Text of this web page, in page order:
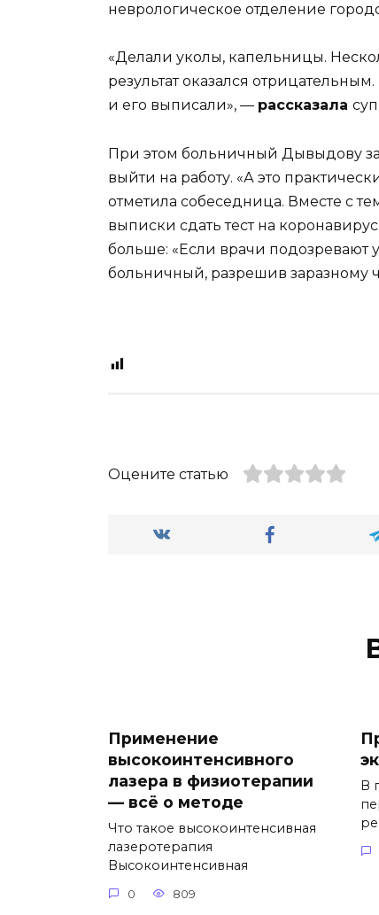
неврологическое отделение
«Делали уколы, капельницы.
результат оказался
и его выписали», — рассказала
При этом больничный Дывыдову
выйти на работу. «А это
отметила собеседница. Вместе с
выписки сдать тест на
больше: «Если врачи подозревают
больничный, разрешив заразному
Оцените статью
Применение
высокоинтенсивного
лазера в физиотерапии
— всё о методе
Что такое высокоинтенсивная
лазеротерапия
Высокоинтенсивная
0 809
В